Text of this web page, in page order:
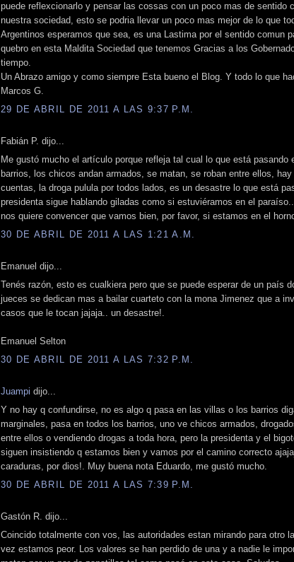
puede reflexcionarlo y pensar las cossas con un poco mas de sentido
nuestra sociedad, esto se podria llevar un poco mas mejor de lo que
Argentinos esperamos que sea, es una Lastima por el sentido comun
quebro en esta Maldita Sociedad que tenemos Gracias a los
tiempo.
Un Abrazo amigo y como siempre Esta bueno el Blog. Y todo lo que
Marcos G.
29 DE ABRIL DE 2011 A LAS 9:37 P.M.
Fabián P. dijo...
Me gustó mucho el artículo porque refleja tal cual lo que está pasando
barrios, los chicos andan armados, se matan, se roban entre ellos, hay
cuentas, la droga pulula por todos lados, es un desastre lo que está
presidenta sigue hablando giladas como si estuviéramos en el
nos quiere convencer que vamos bien, por favor, si estamos en el
30 DE ABRIL DE 2011 A LAS 1:21 A.M.
Emanuel dijo...
Tenés razón, esto es cualkiera pero que se puede esperar de un país
jueces se dedican mas a bailar cuarteto con la mona Jimenez que a
casos que le tocan jajaja.. un desastre!.
Emanuel Selton
30 DE ABRIL DE 2011 A LAS 7:32 P.M.
Juampi dijo...
Y no hay q confundirse, no es algo q pasa en las villas o los barrios
marginales, pasa en todos los barrios, uno ve chicos armados,
entre ellos o vendiendo drogas a toda hora, pero la presidenta y el
siguen insistiendo q estamos bien y vamos por el camino correcto
caraduras, por dios!. Muy buena nota Eduardo, me gustó mucho.
30 DE ABRIL DE 2011 A LAS 7:39 P.M.
Gastón R. dijo...
Coincido totalmente con vos, las autoridades estan mirando para otro
vez estamos peor. Los valores se han perdido de una y a nadie le